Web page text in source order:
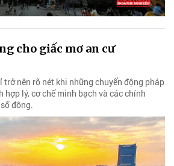
cho giấc mơ an cư
trở nên rõ nét khi những chuyển động pháp
hợp lý, cơ chế minh bạch và các chính
đông.